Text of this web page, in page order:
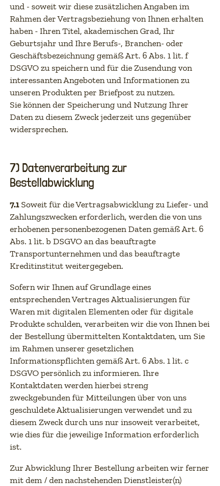
und - soweit wir diese zusätzlichen Angaben im
Rahmen der Vertragsbeziehung von Ihnen erhalten
haben - Ihren Titel, akademischen Grad, Ihr
Geburtsjahr und Ihre Berufs-, Branchen- oder
Geschäftsbezeichnung gemäß Art. 6 Abs. 1 lit. f
DSGVO zu speichern und für die Zusendung von
interessanten Angeboten und Informationen zu
unseren Produkten per Briefpost zu nutzen.
Sie können der Speicherung und Nutzung Ihrer
Daten zu diesem Zweck jederzeit uns gegenüber
widersprechen.
7) Datenverarbeitung zur
Bestellabwicklung
7.1 Soweit für die Vertragsabwicklung zu Liefer- und
Zahlungszwecken erforderlich, werden die von uns
erhobenen personenbezogenen Daten gemäß Art. 6
Abs. 1 lit. b DSGVO an das beauftragte
Transportunternehmen und das beauftragte
Kreditinstitut weitergegeben.
Sofern wir Ihnen auf Grundlage eines
entsprechenden Vertrages Aktualisierungen für
Waren mit digitalen Elementen oder für digitale
Produkte schulden, verarbeiten wir die von Ihnen bei
der Bestellung übermittelten Kontaktdaten, um Sie
im Rahmen unserer gesetzlichen
Informationspflichten gemäß Art. 6 Abs. 1 lit. c
DSGVO persönlich zu informieren. Ihre
Kontaktdaten werden hierbei streng
zweckgebunden für Mitteilungen über von uns
geschuldete Aktualisierungen verwendet und zu
diesem Zweck durch uns nur insoweit verarbeitet,
wie dies für die jeweilige Information erforderlich
ist.
Zur Abwicklung Ihrer Bestellung arbeiten wir ferner
mit dem / den nachstehenden Dienstleister(n)